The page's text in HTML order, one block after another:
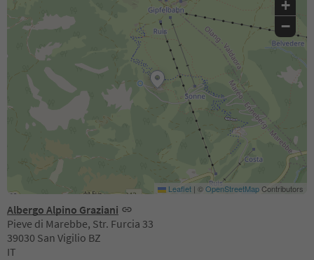
Albergo Alpino Graziani
Pieve di Marebbe, Str. Furcia 33
39030 San Vigilio BZ
IT
+
−
Leaflet | ©OpenStreetMapContributors